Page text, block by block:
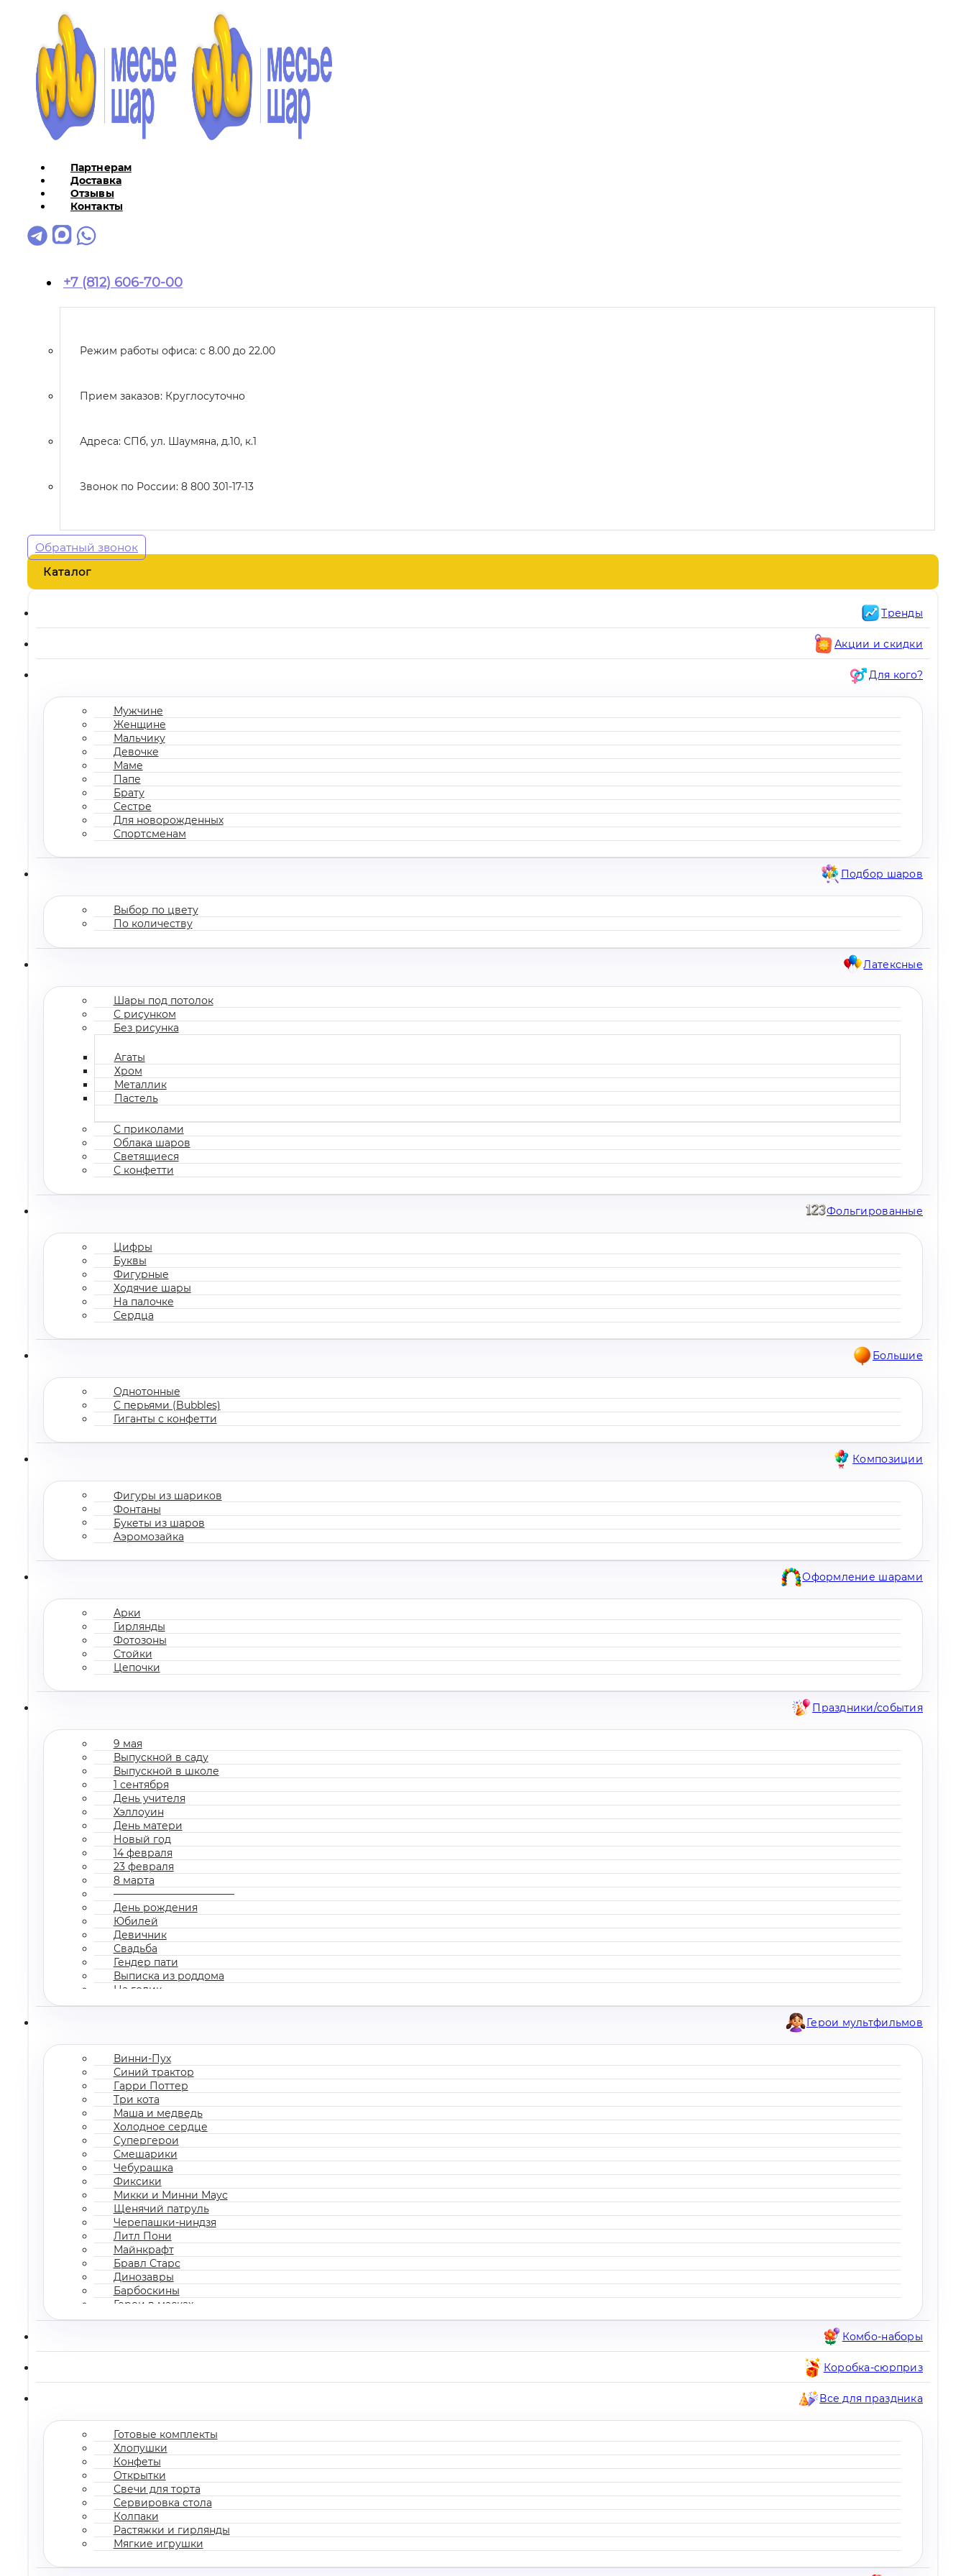
Партнерам
Доставка
Отзывы
Контакты
+7 (812) 606-70-00
Режим работы офиса: с 8.00 до 22.00
Прием заказов: Круглосуточно
Адреса: СПб, ул. Шаумяна, д.10, к.1
Звонок по России: 8 800 301-17-13
Обратный звонок
Каталог
Тренды
Акции и скидки
Для кого?
Мужчине
Женщине
Мальчику
Девочке
Маме
Папе
Брату
Сестре
Для новорожденных
Спортсменам
Подбор шаров
Выбор по цвету
По количеству
Латексные
Шары под потолок
С рисунком
Без рисунка
Агаты
Хром
Металлик
Пастель
С приколами
Облака шаров
Светящиеся
С конфетти
Фольгированные
Цифры
Буквы
Фигурные
Ходячие шары
На палочке
Сердца
Большие
Однотонные
С перьями (Bubbles)
Гиганты с конфетти
Композиции
Фигуры из шариков
Фонтаны
Букеты из шаров
Аэромозайка
Оформление шарами
Арки
Гирлянды
Фотозоны
Стойки
Цепочки
Праздники/события
9 мая
Выпускной в саду
Выпускной в школе
1 сентября
День учителя
Хэллоуин
День матери
Новый год
14 февраля
23 февраля
8 марта
————————————
День рождения
Юбилей
Девичник
Свадьба
Гендер пати
Выписка из роддома
На годик
Корпоратив
Герои мультфильмов
Винни-Пух
Синий трактор
Гарри Поттер
Три кота
Маша и медведь
Холодное сердце
Супергерои
Смешарики
Чебурашка
Фиксики
Микки и Минни Маус
Щенячий патруль
Черепашки-ниндзя
Литл Пони
Майнкрафт
Бравл Старс
Динозавры
Барбоскины
Герои в масках
Все мультгерои
Комбо-наборы
Коробка-сюрприз
Все для праздника
Готовые комплекты
Хлопушки
Конфеты
Открытки
Свечи для торта
Сервировка стола
Колпаки
Растяжки и гирлянды
Мягкие игрушки